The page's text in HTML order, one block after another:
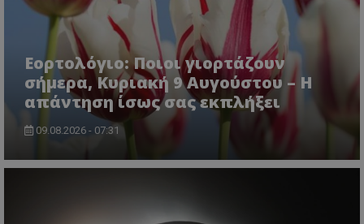
Εορτολόγιο: Ποιοι γιορτάζουν
σήμερα, Κυριακή 9 Αυγούστου – Η
απάντηση ίσως σας εκπλήξει
09.08.2026 - 07:31